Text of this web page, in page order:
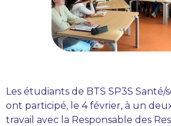
Les étudiants de BTS SP3S Santé/
ont participé, le 4 février, à un
travail avec la Responsable des